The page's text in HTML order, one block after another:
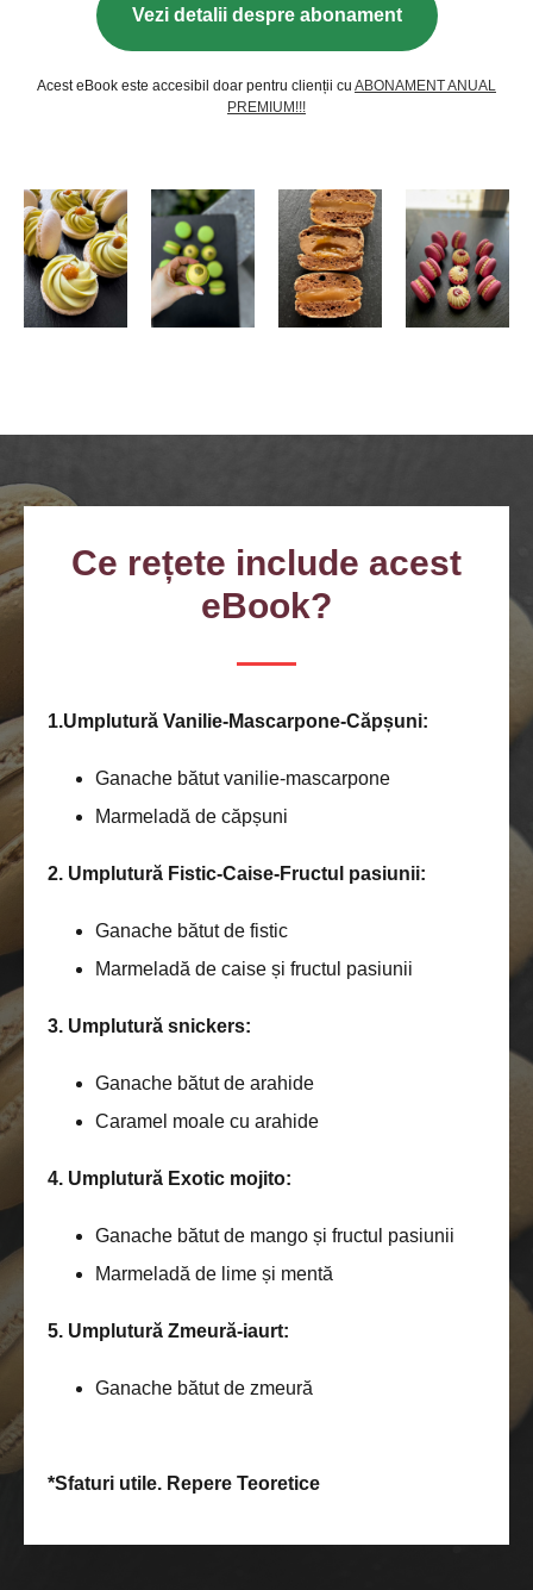
Vezi detalii despre abonament
Acest eBook este accesibil doar pentru clienții cu ABONAMENT ANUAL
PREMIUM!!!
Ce rețete include acest
eBook?
1.Umplutură Vanilie-Mascarpone-Căpșuni:
Ganache bătut vanilie-mascarpone
Marmeladă de căpșuni
2. Umplutură Fistic-Caise-Fructul pasiunii:
Ganache bătut de fistic
Marmeladă de caise și fructul pasiunii
3. Umplutură snickers:
Ganache bătut de arahide
Caramel moale cu arahide
4. Umplutură Exotic mojito:
Ganache bătut de mango și fructul pasiunii
Marmeladă de lime și mentă
5. Umplutură Zmeură-iaurt:
Ganache bătut de zmeură
*Sfaturi utile. Repere Teoretice